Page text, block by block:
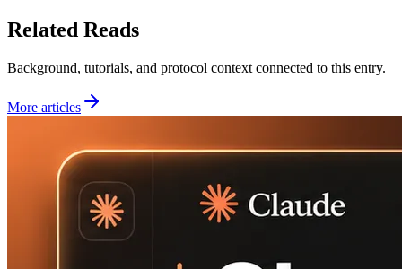
Related Reads
Background, tutorials, and protocol context connected to this entry.
More articles